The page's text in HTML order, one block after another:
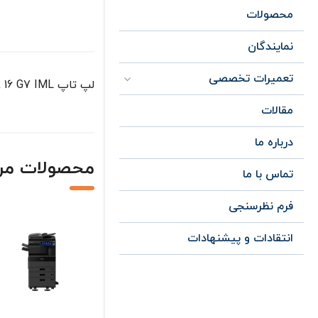
محصولات
نمایندگان
تعمیرات تخصصی
مقالات
درباره ما
تماس با ما
فرم نظرسنجی
انتقادات و پیشنهادات
لپ تاپ ThinkBook 16 G7 IML مناسب برای کار های اداری ، روزمره ، دانش آموزی ، مهندسی
محصولات